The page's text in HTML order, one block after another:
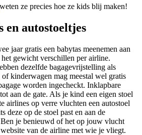
weten ze precies hoe ze kids blij maken!
en autostoeltjes
jaar gratis een babytas meenemen aan
gewicht verschillen per airline.
dezelfde bagagevrijstelling als
kinderwagen mag meestal wel gratis
worden ingecheckt. Inklapbare
aan de gate. Als je kind een eigen stoel
airlines op verre vluchten een autostoel
deze op de stoel past en aan de
je benieuwd of het op jouw vlucht
van de airline met wie je vliegt.